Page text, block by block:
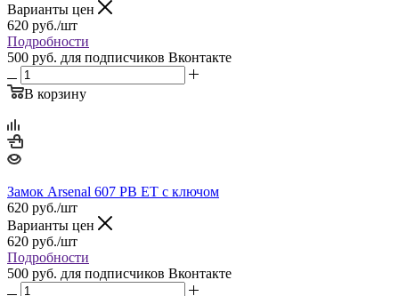
Варианты цен
620 руб./шт
Подробности
500 руб. для подписчиков Вконтакте
В корзину
Замок Arsenal 607 PB ET с ключом
620 руб./шт
Варианты цен
620 руб./шт
Подробности
500 руб. для подписчиков Вконтакте